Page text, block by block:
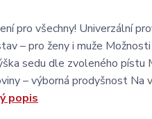
pro všechny! Univerzální
– pro ženy i muže
sedu dle zvoleného pístu
– výborná prodyšnost Na
popis